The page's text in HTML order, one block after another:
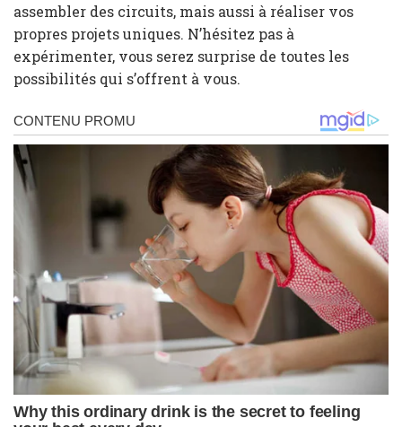
assembler des circuits, mais aussi à réaliser vos
propres projets uniques. N’hésitez pas à
expérimenter, vous serez surprise de toutes les
possibilités qui s’offrent à vous.